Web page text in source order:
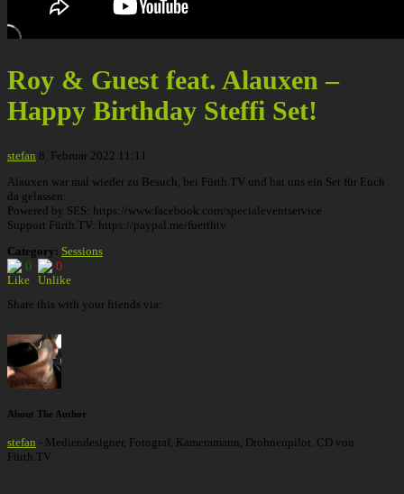
Roy & Guest feat. Alauxen –
Happy Birthday Steffi Set!
stefan 8. Februar 2022 11:11
Alauxen war mal wieder zu Besuch, bei Fürth.TV und hat uns ein Set für Euch
da gelassen.
Powered by SES: https://www.facebook.com/specialeventservice
Support Fürth.TV: https://paypal.me/fuerthtv
Category: Sessions
0
0
Share this with your friends via:
About The Author
stefan - Mediendesigner, Fotograf, Kameramann, Drohnenpilot. CD von
Fürth.TV